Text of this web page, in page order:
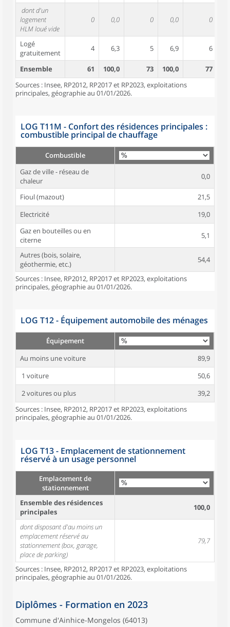
dont d'un
logement
HLM loué vide
0 0,0 0 0,0 0
Logé
gratuitement
4 6,3 5 6,9 6
Ensemble 61 100,0 73 100,0 77
Sources : Insee, RP2012, RP2017 et RP2023, exploitations
principales, géographie au 01/01/2026.
LOG T11M - Confort des résidences principales :
combustible principal de chauffage
Combustible
Gaz de ville - réseau de
chaleur
0,0
Fioul (mazout)
21,5
Electricité
19,0
Gaz en bouteilles ou en
citerne
5,1
Autres (bois, solaire,
géothermie, etc.)
54,4
Sources : Insee, RP2012, RP2017 et RP2023, exploitations
principales, géographie au 01/01/2026.
LOG T12 - Équipement automobile des ménages
Équipement
Au moins une voiture
89,9
1 voiture
50,6
2 voitures ou plus
39,2
Sources : Insee, RP2012, RP2017 et RP2023, exploitations
principales, géographie au 01/01/2026.
LOG T13 - Emplacement de stationnement
réservé à un usage personnel
Emplacement de
stationnement
Ensemble des résidences
principales
100,0
dont disposant d'au moins un
emplacement réservé au
stationnement (box, garage,
place de parking)
79,7
Sources : Insee, RP2012, RP2017 et RP2023, exploitations
principales, géographie au 01/01/2026.
Diplômes - Formation en 2023
Commune d'Ainhice-Mongelos (64013)